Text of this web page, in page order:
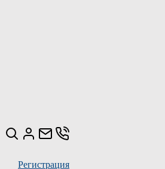
Регистрация